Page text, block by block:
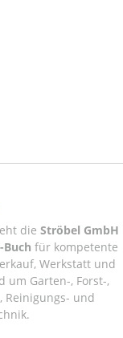
die Ströbel GmbH
Buch für kompetente
Werkstatt und
um Garten-, Forst-,
Reinigungs- und